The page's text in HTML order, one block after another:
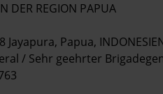
DER REGION PAPUA
Jayapura, Papua,
/ Sehr geehrter